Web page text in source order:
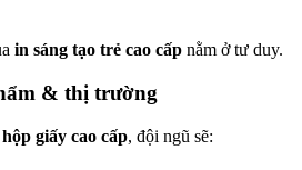
in sáng tạo trẻ cao cấp nằm ở tư duy.
& thị trường
giấy cao cấp, đội ngũ sẽ: